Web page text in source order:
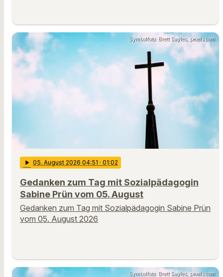
Symbolfoto: Brett Sayles, pexels.com
play_arrow 05. August 2026 04:51 · 01:02
Gedanken zum Tag mit Sozialpädagogin
Sabine Prün vom 05. August
Gedanken zum Tag mit Sozialpädagogin Sabine Prün
vom 05. August 2026
Symbolfoto: Brett Sayles, pexels.com